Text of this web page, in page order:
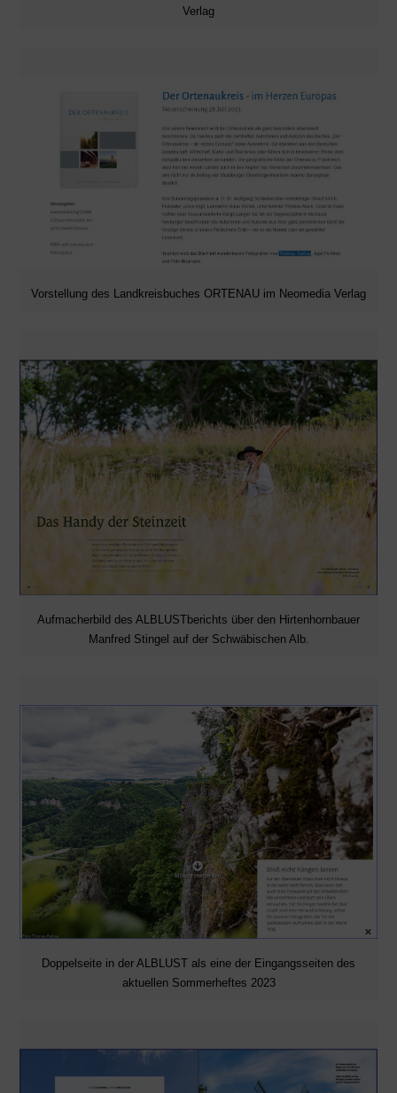
Verlag
Vorstellung des Landkreisbuches ORTENAU im Neomedia Verlag
Aufmacherbild des ALBLUSTberichts über den Hirtenhornbauer
Manfred Stingel auf der Schwäbischen Alb.
Doppelseite in der ALBLUST als eine der Eingangsseiten des
aktuellen Sommerheftes 2023